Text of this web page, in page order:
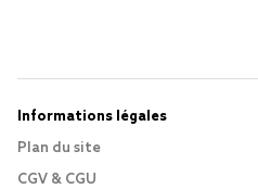
Informations légales
Plan du site
CGV & CGU